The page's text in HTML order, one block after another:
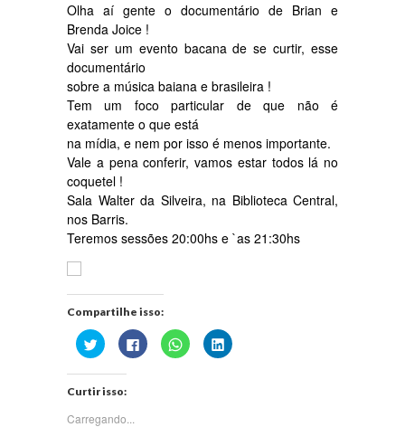
Olha aí gente o documentário de Brian e
Brenda Joice !
Vai ser um evento bacana de se curtir, esse
documentário
sobre a música baiana e brasileira !
Tem um foco particular de que não é
exatamente o que está
na mídia, e nem por isso é menos importante.
Vale a pena conferir, vamos estar todos lá no
coquetel !
Sala Walter da Silveira, na Biblioteca Central,
nos Barris.
Teremos sessões 20:00hs e `as 21:30hs
Compartilhe isso:
Clique
para
compartilhar
no
Twitter(abre
em
janela)
Clique
para
compartilhar
Clique
para
compartilhar
Clique
para
Curtir isso:
Carregando...